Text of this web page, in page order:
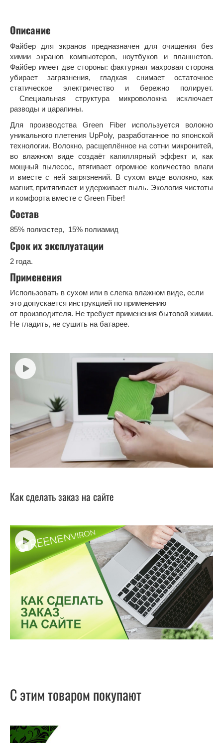
Описание
Файбер для экранов предназначен для очищения без
химии экранов компьютеров, ноутбуков и планшетов.
Файбер имеет две стороны: фактурная махровая сторона
убирает загрязнения, гладкая снимает остаточное
статическое электричество и бережно полирует.
Специальная структура микроволокна исключает
разводы и царапины.
Для производства Green Fiber используется волокно
уникального плетения UpPoly, разработанное по японской
технологии. Волокно, расщеплённое на сотни микронитей,
во влажном виде создаёт капиллярный эффект и, как
мощный пылесос, втягивает огромное количество влаги
и вместе с ней загрязнений. В сухом виде волокно, как
магнит, притягивает и удерживает пыль. Экология чистоты
и комфорта вместе с Green Fiber!
Состав
85% полиэстер, 15% полиамид
Срок их эксплуатации
2 года.
Применения
Использовать в сухом или в слегка влажном виде, если
это допускается инструкцией по применению
от производителя. Не требует применения бытовой химии.
Не гладить, не сушить на батарее.
Как сделать заказ на сайте
С этим товаром покупают